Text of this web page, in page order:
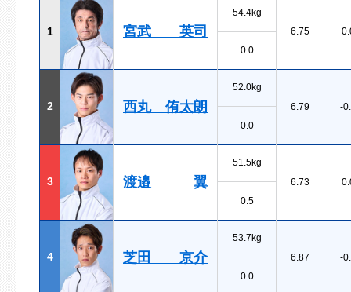
1 宮武 英司
54.4kg
6.75
0.0
2 西丸 侑太朗
52.0kg
6.79
-
0.0
3 渡邉 翼
51.5kg
6.73
0.5
4 芝田 京介
53.7kg
6.87
-
0.0